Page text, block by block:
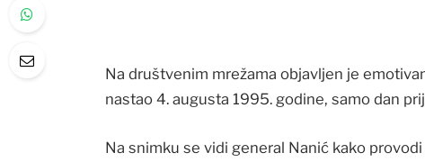
Na društvenim mrežama objavljen je
nastao 4. augusta 1995. godine, samo dan
Na snimku se vidi general Nanić kako